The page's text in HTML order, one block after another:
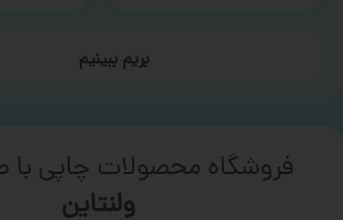
بریم ببینیم
فروشگاه محصولات چاپی با
ورزشی